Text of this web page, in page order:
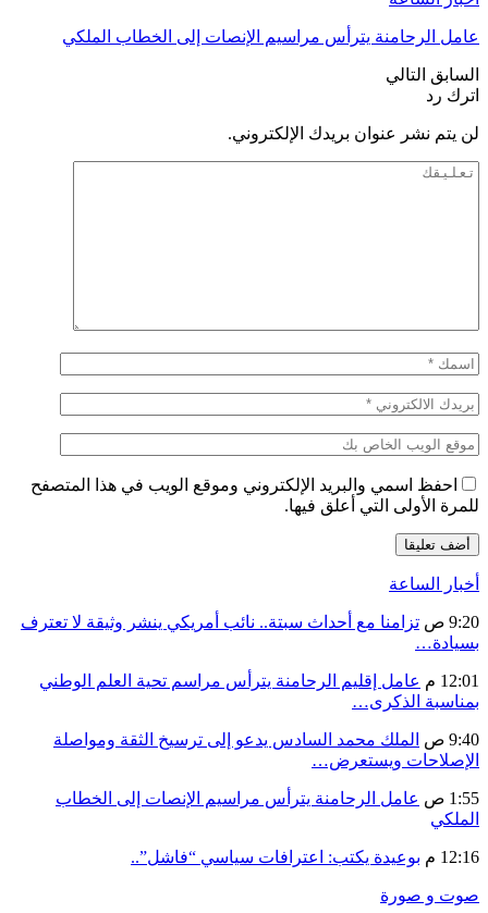
عامل الرحامنة يترأس مراسيم الإنصات إلى الخطاب الملكي
السابق التالي
اترك رد
لن يتم نشر عنوان بريدك الإلكتروني.
احفظ اسمي والبريد الإلكتروني وموقع الويب في هذا المتصفح
للمرة الأولى التي أعلق فيها.
أخبار الساعة
9:20 ص
تزامنا مع أحداث سبتة.. نائب أمريكي ينشر وثيقة لا تعترف
بسيادة…
12:01 م
عامل إقليم الرحامنة يترأس مراسم تحية العلم الوطني
بمناسبة الذكرى…
9:40 ص
الملك محمد السادس يدعو إلى ترسيخ الثقة ومواصلة
الإصلاحات ويستعرض…
1:55 ص
عامل الرحامنة يترأس مراسيم الإنصات إلى الخطاب
الملكي
12:16 م بوعيدة يكتب: اعترافات سياسي “فاشل”..
صوت و صورة